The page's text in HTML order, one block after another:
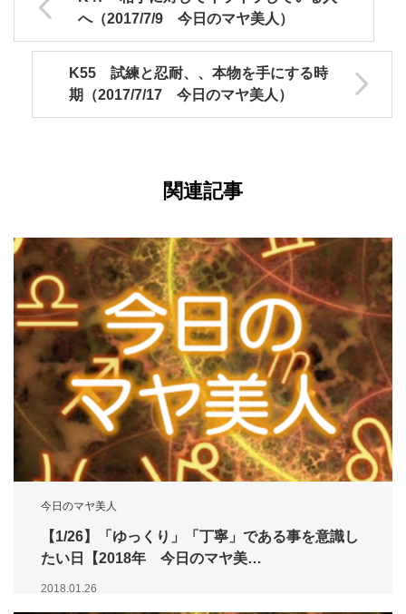
へ（2017/7/9 今日のマヤ美人）
K55 試練と忍耐、、本物を手にする時
期（2017/7/17 今日のマヤ美人）
関連記事
今日のマヤ美人
【1/26】「ゆっくり」「丁寧」である事を意識し
たい日【2018年 今日のマヤ美…
2018.01.26